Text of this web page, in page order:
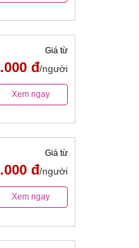
Giá từ
đ/người
Xem ngay
Giá từ
đ/người
Xem ngay